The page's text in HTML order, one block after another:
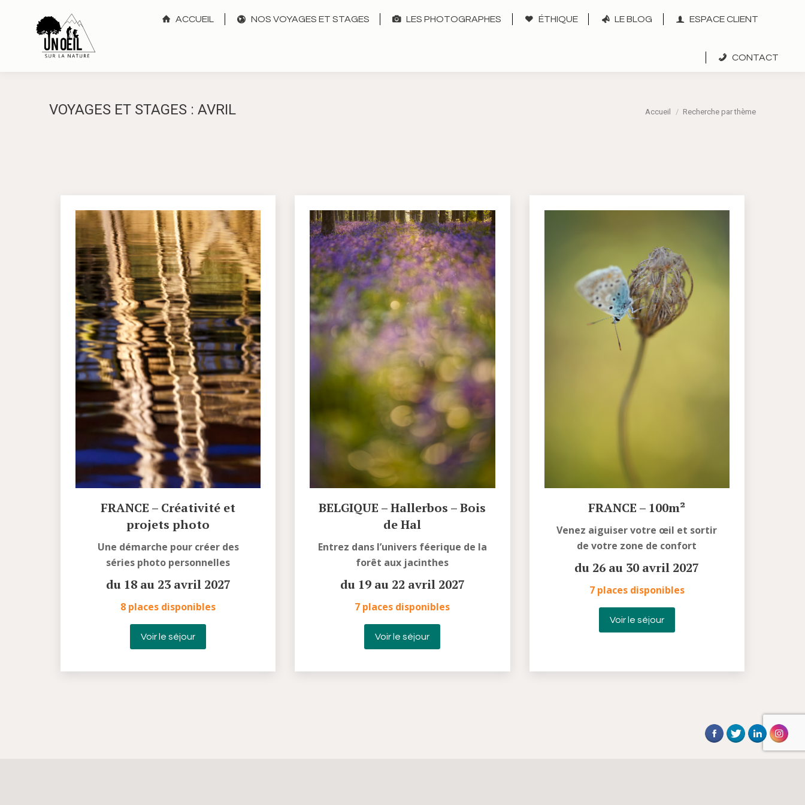
ACCUEIL NOS VOYAGES ET STAGES LES PHOTOGRAPHES ÉTHIQUE LE BLOG ESPACE CLIENT
CONTACT
VOYAGES ET STAGES : AVRIL Vous êtes ici :
Accueil Recherche par thème
FRANCE – Créativité et
projets photo
Une démarche pour créer des
séries photo personnelles
du 18 au 23 avril 2027
8 places disponibles
Voir le séjour
BELGIQUE – Hallerbos – Bois
de Hal
Entrez dans l’univers féerique de la
forêt aux jacinthes
du 19 au 22 avril 2027
7 places disponibles
Voir le séjour
FRANCE – 100m²
Venez aiguiser votre œil et sortir
de votre zone de confort
du 26 au 30 avril 2027
7 places disponibles
Voir le séjour